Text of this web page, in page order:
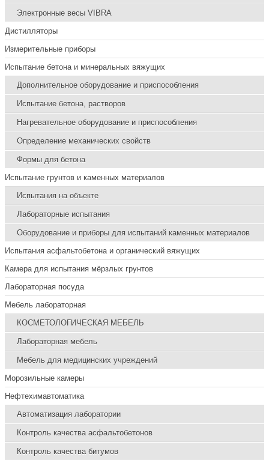
Электронные весы VIBRA
Дистилляторы
Измерительные приборы
Испытание бетона и минеральных вяжущих
Дополнительное оборудование и приспособления
Испытание бетона, растворов
Нагревательное оборудование и приспособления
Определение механических свойств
Формы для бетона
Испытание грунтов и каменных материалов
Испытания на объекте
Лабораторные испытания
Оборудование и приборы для испытаний каменных материалов
Испытания асфальтобетона и органический вяжущих
Камера для испытания мёрзлых грунтов
Лабораторная посуда
Мебель лабораторная
КОСМЕТОЛОГИЧЕСКАЯ МЕБЕЛЬ
Лабораторная мебель
Мебель для медицинских учреждений
Морозильные камеры
Нефтехимавтоматика
Автоматизация лаборатории
Контроль качества асфальтобетонов
Контроль качества битумов